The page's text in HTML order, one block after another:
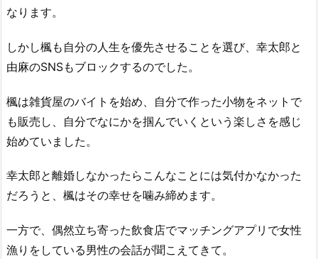
なります。
しかし楓も自分の人生を優先させることを選び、幸太郎と
由麻のSNSもブロックするのでした。
楓は雑貨屋のバイトを始め、自分で作った小物をネットで
も販売し、自分でなにかを掴んでいくという楽しさを感じ
始めていました。
幸太郎と離婚しなかったらこんなことには気付かなかった
だろうと、楓はその幸せを噛み締めます。
一方で、偶然立ち寄った飲食店でマッチングアプリで女性
漁りをしている男性の会話が聞こえてきて。